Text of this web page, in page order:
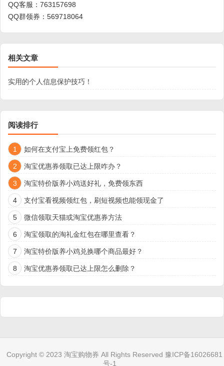
QQ客服： 763157698
QQ群领券： 569718064
相关文章
实用的个人信息保护技巧！
阅读排行
1 如何在支付宝上免费领红包？
2 淘宝优惠券领取已达上限咋办？
3 淘宝特价版养小鸡送好礼，免费领东西
4 支付宝看视频领红包，刷短视频也能领现金了
5 微信领取天猫或淘宝优惠券方法
6 淘宝领取的淘礼金红包在哪里查看？
7 淘宝特价版养小鸡兑换哪个商品最好？
8 淘宝优惠券领取已达上限怎么删除？
Copyright © 2023 淘宝购物券 All Rights Reserved 豫ICP备16026681
号-1